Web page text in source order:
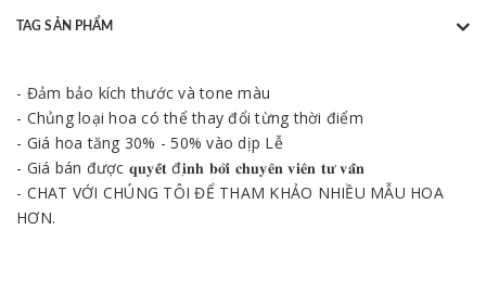
TAG SẢN PHẨM
- Đảm bảo kích thước và tone màu
- Chủng loại hoa có thể thay đổi từng thời điểm
- Giá hoa tăng 30% - 50% vào dịp Lễ
- Giá bán được 𝐪𝐮𝐲𝐞̂́𝐭 đ𝐢̣𝐧𝐡 𝐛𝐨̛̉𝐢 𝐜𝐡𝐮𝐲𝐞̂𝐧 𝐯𝐢𝐞̂𝐧 𝐭𝐮̛ 𝐯𝐚̂́𝐧
- CHAT VỚI CHÚNG TÔI ĐỂ THAM KHẢO NHIỀU MẪU HOA
HƠN.